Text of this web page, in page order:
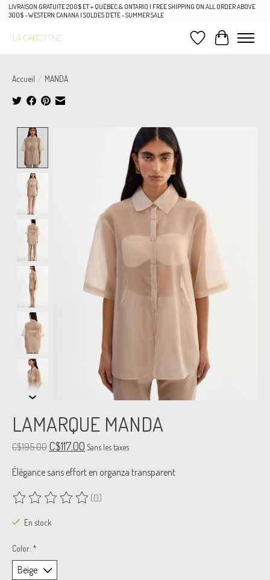
LIVRAISON GRATUITE 200$ ET + QUÉBEC & ONTARIO | FREE SHIPPING ON ALL ORDER ABOVE
300$ - WESTERN CANANA | SOLDES D'ÉTÉ - SUMMER SALE
Liste de souhaits
Panier
Accueil / MANDA
Product image slideshow Items
LAMARQUE MANDA
C$195.00 C$117.00 Sans les taxes
Élégance sans effort en organza transparent
Ce produit est évalué à0
(0)
En stock
Color: *